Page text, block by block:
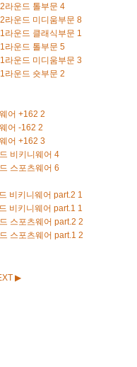
라운드 톨부문 4
라운드 미디움부문 8
라운드 클래식부문 1
라운드 톨부문 5
라운드 미디움부문 3
라운드 숏부문 2
어 +162 2
어 -162 2
어 +162 3
비키니웨어 4
스포츠웨어 6
비키니웨어 part.2 1
비키니웨어 part.1 1
스포츠웨어 part.2 2
스포츠웨어 part.1 2
▶